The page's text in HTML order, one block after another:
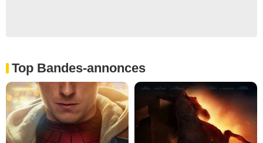
Top Bandes-annonces